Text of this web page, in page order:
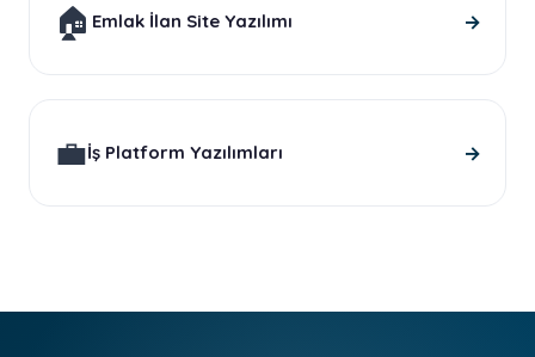
🏠 Emlak İlan Site Yazılımı →
💼İş Platform Yazılımları →